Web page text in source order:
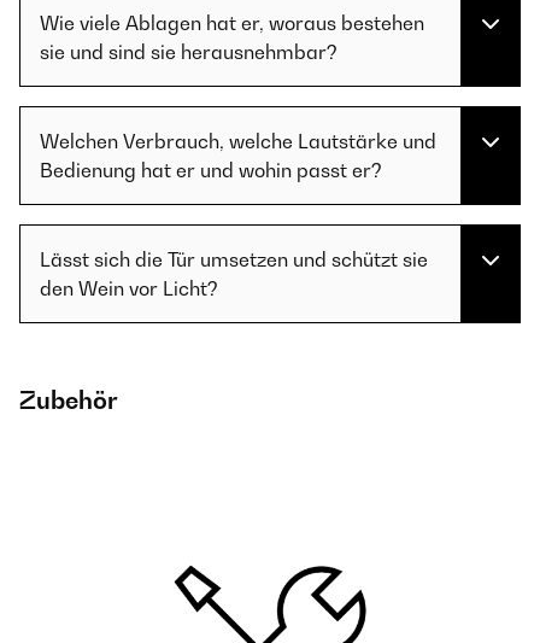
Wie viele Ablagen hat er, woraus bestehen
sie und sind sie herausnehmbar?
Welchen Verbrauch, welche Lautstärke und
Bedienung hat er und wohin passt er?
Lässt sich die Tür umsetzen und schützt sie
den Wein vor Licht?
Zubehör